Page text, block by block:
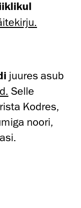
juures asub
Selle
Kodres,
noori,